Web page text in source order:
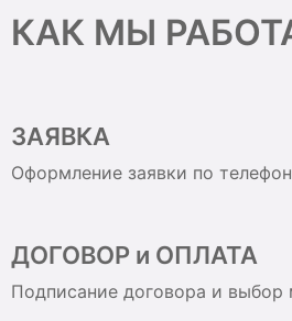
КАК МЫ
ЗАЯВКА
Оформление заявки по
ДОГОВОР и ОПЛАТА
Подписание договора и выбор